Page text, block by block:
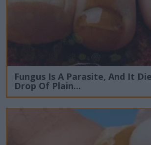
Fungus Is A Parasite, And It
Drop Of Plain...